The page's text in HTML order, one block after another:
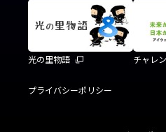
光の里物語 チャレ
プライバシーポリシー